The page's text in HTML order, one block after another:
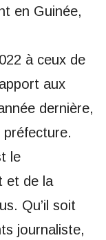
en Guinée,
à ceux de
aux
dernière,
le
et de la
Qu’il soit
journaliste,